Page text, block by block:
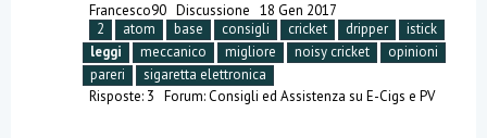
Francesco90 Discussione 18 Gen 2017
2
atom base consigli cricket dripper
istick
leggi
meccanico migliore noisy cricket
opinioni
pareri
sigaretta elettronica
Risposte: 3 Forum:Consigli ed Assistenza su E-Cigs e PV